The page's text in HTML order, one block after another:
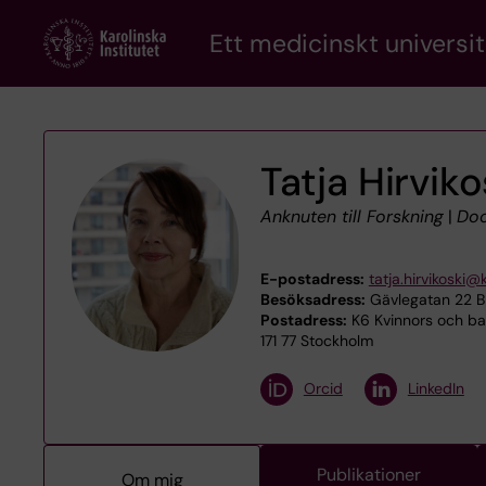
content
Ett medicinskt
Tatja
Anknuten till Forskning|
E-postadress:
Besöksadress: Gävlegatan 22
Postadress: K6 Kvinnors och
171 77 Stockholm
Orcid LinkedIn
Om mig Publikationer